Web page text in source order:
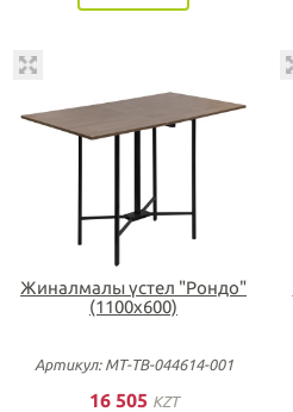
Жиналмалы үстел "Рондо"
(1100х600)
Артикул: МТ-ТВ-044614-001
16 505 KZT